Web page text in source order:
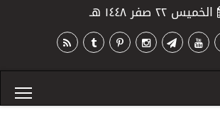
الخميس ٢٢ صفر ١٤٤٨ هـ